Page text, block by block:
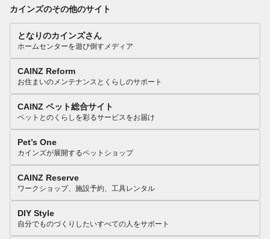
カインズのその他のサイト
となりのカインズさん
ホームセンターを遊び倒すメディア
CAINZ Reform
お住まいのメンテナンスとくらしのサポート
CAINZ ペット総合サイト
ペットとのくらしを彩るサービスをお届け
Pet’s One
カインズが展開するペットショップ
CAINZ Reserve
ワークショップ、施設予約、工具レンタル
DIY Style
自分でものづくりしたいすべての人をサポート